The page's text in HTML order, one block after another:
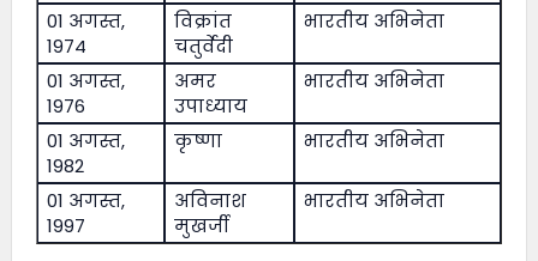
01 अगस्त,
1974
विक्रांत
चतुर्वेदी
भारतीय अभिनेता
01 अगस्त,
1976
अमर
उपाध्याय
भारतीय अभिनेता
01 अगस्त,
1982
कृष्णा भारतीय अभिनेता
01 अगस्त,
1997
अविनाश
मुखर्जी
भारतीय अभिनेता